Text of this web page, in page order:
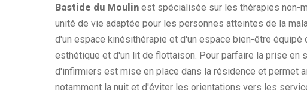
Bastide du Moulin est spécialisée sur les thérapies non-
unité de vie adaptée pour les personnes atteintes de la
d'un espace kinésithérapie et d'un espace bien-être
esthétique et d'un lit de flottaison. Pour parfaire la prise en
d'infirmiers est mise en place dans la résidence et permet
notamment la nuit et d'éviter les orientations vers les